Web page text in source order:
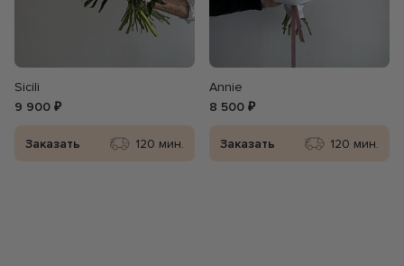
Sicili
9 900 ₽
Заказать 120 мин.
Annie
8 500 ₽
Заказать 120 мин.